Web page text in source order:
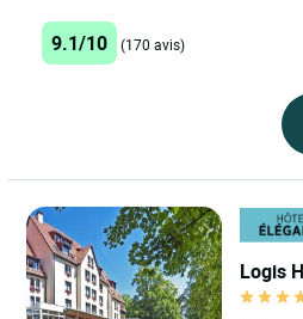
9.1/10 (170 avis)
Logis